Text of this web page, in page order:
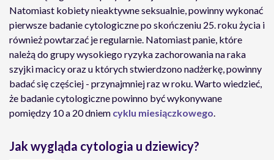
Natomiast kobiety nieaktywne seksualnie, powinny wykonać
pierwsze badanie cytologiczne po skończeniu 25. roku życia i
również powtarzać je regularnie. Natomiast panie, które
należą do grupy wysokiego ryzyka zachorowania na raka
szyjki macicy oraz u których stwierdzono nadżerkę, powinny
badać się częściej - przynajmniej raz w roku. Warto wiedzieć,
że badanie cytologiczne powinno być wykonywane
pomiędzy 10 a 20 dniem cyklu miesiączkowego.
Jak wygląda cytologia u dziewicy?